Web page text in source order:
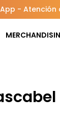
- Atención